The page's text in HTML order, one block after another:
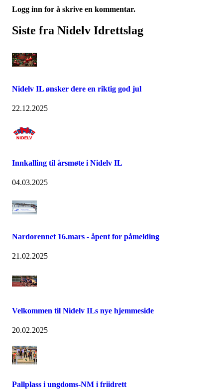
Logg inn for å skrive en kommentar.
Siste fra Nidelv Idrettslag
Nidelv IL ønsker dere en riktig god jul
22.12.2025
Innkalling til årsmøte i Nidelv IL
04.03.2025
Nardorennet 16.mars - åpent for påmelding
21.02.2025
Velkommen til Nidelv ILs nye hjemmeside
20.02.2025
Pallplass i ungdoms-NM i friidrett